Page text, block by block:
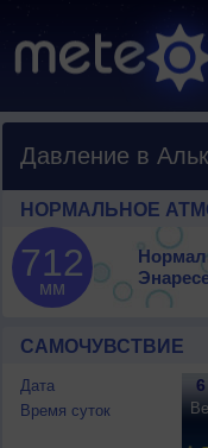
Давление в
НОРМАЛЬНОЕ
712
мм
САМОЧУВСТВИЕ
Дата
Время суток
6